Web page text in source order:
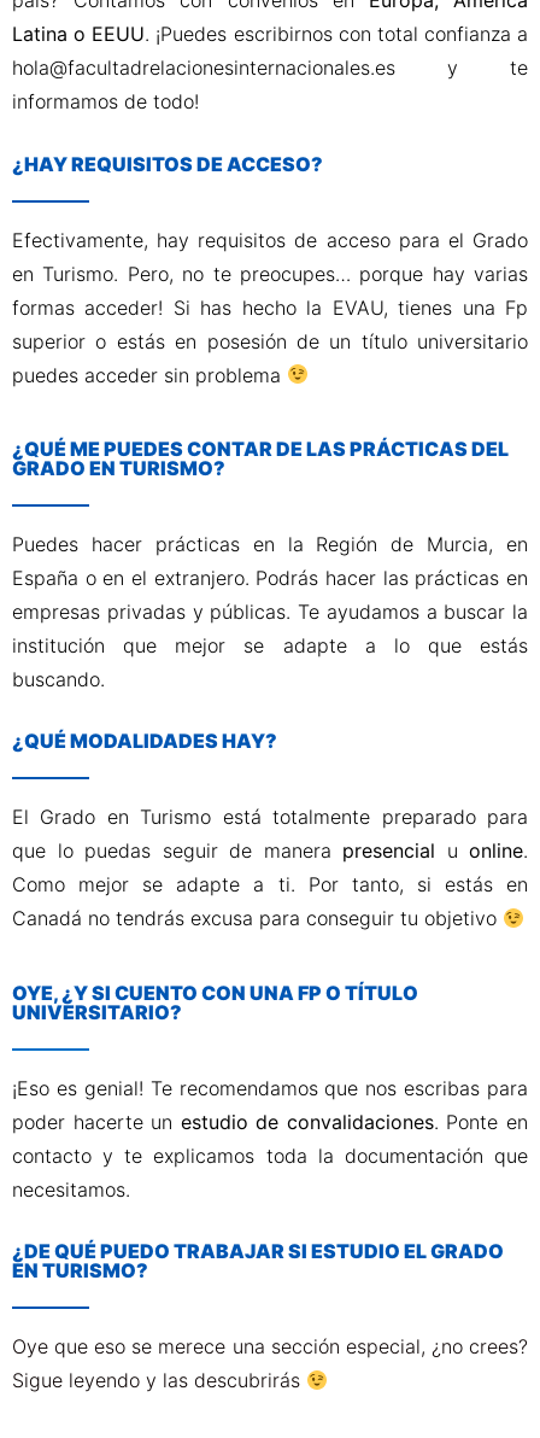
Latina o EEUU. ¡Puedes escribirnos con total confianza a
hola@facultadrelacionesinternacionales.es y te
informamos de todo!
¿HAY REQUISITOS DE ACCESO?
Efectivamente, hay requisitos de acceso para el Grado
en Turismo. Pero, no te preocupes… porque hay varias
formas acceder! Si has hecho la EVAU, tienes una Fp
superior o estás en posesión de un título universitario
puedes acceder sin problema
¿QUÉ ME PUEDES CONTAR DE LAS PRÁCTICAS DEL
GRADO EN TURISMO?
Puedes hacer prácticas en la Región de Murcia, en
España o en el extranjero. Podrás hacer las prácticas en
empresas privadas y públicas. Te ayudamos a buscar la
institución que mejor se adapte a lo que estás
buscando.
¿QUÉ MODALIDADES HAY?
El Grado en Turismo está totalmente preparado para
que lo puedas seguir de manera presencial u online.
Como mejor se adapte a ti. Por tanto, si estás en
Canadá no tendrás excusa para conseguir tu objetivo
OYE, ¿Y SI CUENTO CON UNA FP O TÍTULO
UNIVERSITARIO?
¡Eso es genial! Te recomendamos que nos escribas para
poder hacerte un estudio de convalidaciones. Ponte en
contacto y te explicamos toda la documentación que
necesitamos.
¿DE QUÉ PUEDO TRABAJAR SI ESTUDIO EL GRADO
EN TURISMO?
Oye que eso se merece una sección especial, ¿no crees?
Sigue leyendo y las descubrirás